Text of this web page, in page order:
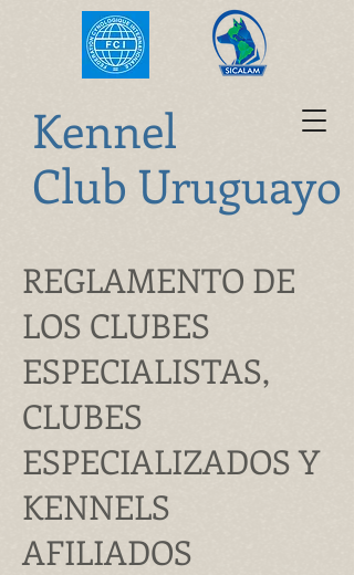
Kennel
Club Uruguayo
REGLAMENTO DE
LOS CLUBES
ESPECIALISTAS,
CLUBES
ESPECIALIZADOS Y
KENNELS
AFILIADOS